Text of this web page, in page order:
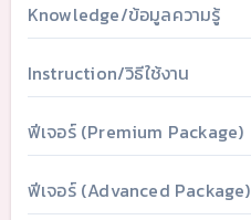
Knowledge/ข้อมูลความรู้
Instruction/วิธีใช้งาน
ฟีเจอร์ (Premium Package)
ฟีเจอร์ (Advanced Package)